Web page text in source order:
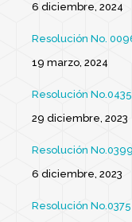
6 diciembre, 2024
Resolución No.
19 marzo, 2024
Resolución
29 diciembre, 2023
Resolución
6 diciembre, 2023
Resolución